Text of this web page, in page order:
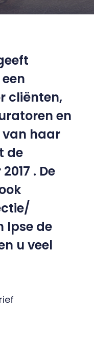
cliënten,
en
haar
de
. De
Ipse de
u veel